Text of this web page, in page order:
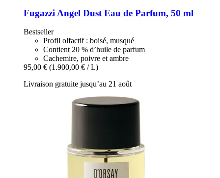
Fugazzi Angel Dust Eau de Parfum, 50 ml
Bestseller
Profil olfactif : boisé, musqué
Contient 20 % d’huile de parfum
Cachemire, poivre et ambre
95,00 € (1.900,00 € / L)
Livraison gratuite jusqu’au 21 août